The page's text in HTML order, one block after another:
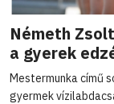
Németh
a gyerek
Mestermunka című
gyermek